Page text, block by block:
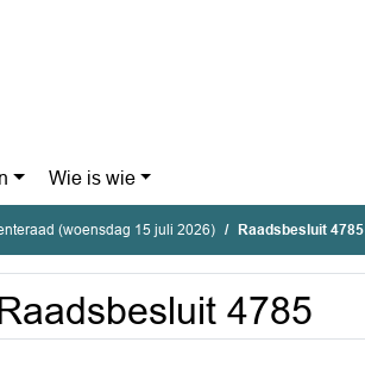
Wie is wie
(woensdag 15 juli 2026) Raadsbesluit 4785
4785